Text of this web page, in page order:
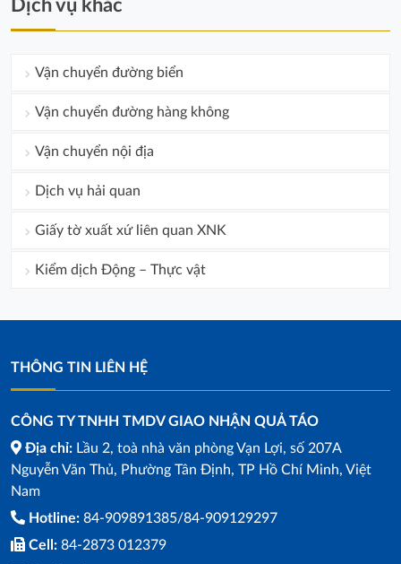
Dịch vụ khác
Vận chuyển đường biển
Vận chuyển đường hàng không
Vận chuyển nội địa
Dịch vụ hải quan
Giấy tờ xuất xứ liên quan XNK
Kiểm dịch Động – Thực vật
THÔNG TIN LIÊN HỆ
CÔNG TY TNHH TMDV GIAO NHẬN QUẢ TÁO
Địa chỉ: Lầu 2, toà nhà văn phòng Vạn Lợi, số 207A
Nguyễn Văn Thủ, Phường Tân Định, TP Hồ Chí Minh, Việt
Nam
Hotline: 84-909891385/84-909129297
Cell: 84-2873 012379